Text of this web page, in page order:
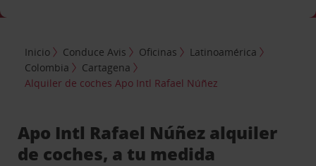
Inicio Conduce Avis Oficinas
Latinoamérica
Colombia
Cartagena
Alquiler de coches Apo Intl Rafael Núñez
Apo Intl Rafael Núñez alquiler
de coches, a tu medida